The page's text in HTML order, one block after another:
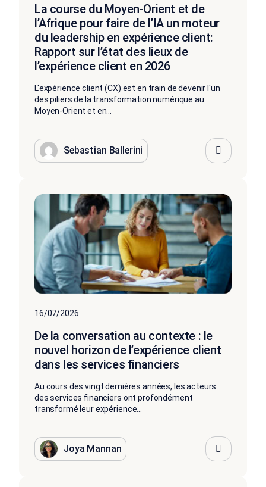
La course du Moyen-Orient et de
l’Afrique pour faire de l’IA un moteur
du leadership en expérience client:
Rapport sur l’état des lieux de
l’expérience client en 2026
L'expérience client (CX) est en train de devenir l'un
des piliers de la transformation numérique au
Moyen-Orient et en...
Sebastian Ballerini
16/07/2026
De la conversation au contexte : le
nouvel horizon de l’expérience client
dans les services financiers
Au cours des vingt dernières années, les acteurs
des services financiers ont profondément
transformé leur expérience...
Joya Mannan